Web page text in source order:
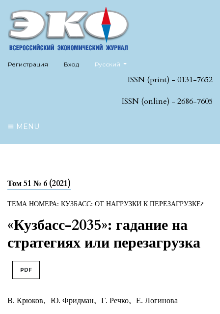
Регистрация Вход Русский
ISSN (print) - 0131-7652
ISSN (online) - 2686-7605
MENU
Том 51 № 6 (2021)
ТЕМА НОМЕРА: КУЗБАСС: ОТ НАГРУЗКИ К ПЕРЕЗАГРУЗКЕ?
«Кузбасс-2035»: гадание на
стратегиях или перезагрузка
PDF
В. Крюков, Ю. Фридман, Г. Речко, Е. Логинова